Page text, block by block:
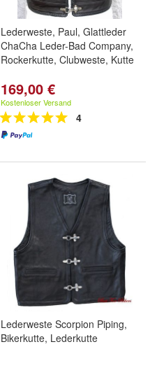
Lederweste, Paul, Glattleder
ChaCha Leder-Bad Company,
Rockerkutte, Clubweste, Kutte
169,00 €
Kostenloser Versand
4
Lederweste Scorpion Piping,
Bikerkutte, Lederkutte